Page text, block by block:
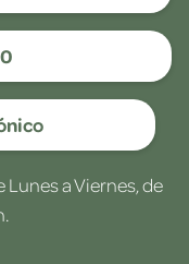
a Viernes, de